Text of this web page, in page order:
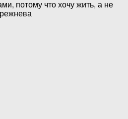
потому что хочу жить, а не